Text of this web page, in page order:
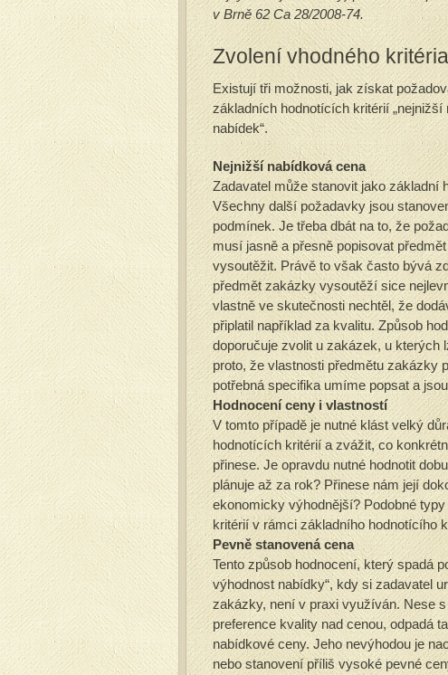
v Brně 62 Ca 28/2008-74.
Zvolení vhodného kritéria
Existují tři možnosti, jak získat
základních hodnotících kritérií
nabídek“.
Nejnižší nabídková cena
Zadavatel může stanovit jako základní
Všechny další požadavky jsou
podmínek. Je třeba dbát na to, že
musí jasně a přesně popisovat
vysoutěžit. Právě to však často bývá
předmět zakázky vysoutěží sice
vlastně ve skutečnosti nechtěl, že
připlatil například za kvalitu. Způsob
doporučuje zvolit u zakázek, u kterých
proto, že vlastnosti předmětu zakázky
potřebná specifika umíme popsat a
Hodnocení ceny i vlastností
V tomto případě je nutné klást velký
hodnotících kritérií a zvážit, co
přinese. Je opravdu nutné hodnotit
plánuje až za rok? Přinese nám její
ekonomicky výhodnější? Podobné
kritérií v rámci základního hodnotícího
Pevně stanovená cena
Tento způsob hodnocení, který spadá
výhodnost nabídky“, kdy si zadavatel
zakázky, není v praxi využíván. Nese
preference kvality nad cenou, odpadá
nabídkové ceny. Jeho nevýhodou je
nebo stanovení příliš vysoké pevné